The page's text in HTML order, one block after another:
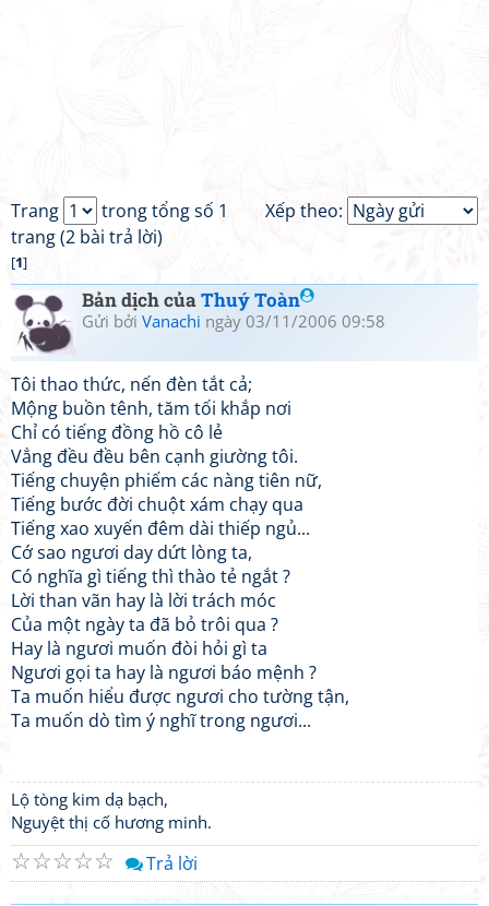
Xếp theo:
Trang
trong tổng số 1
trang (2 bài trả lời)
[1]
Bản dịch củaThuý Toàn
Gửi bởi Vanachi ngày 03/11/2006 09:58
Tôi thao thức, nến đèn tắt cả;
Mộng buồn tênh, tăm tối khắp nơi
Chỉ có tiếng đồng hồ cô lẻ
Vẳng đều đều bên cạnh giường tôi.
Tiếng chuyện phiếm các nàng tiên nữ,
Tiếng bước đời chuột xám chạy qua
Tiếng xao xuyến đêm dài thiếp ngủ...
Cớ sao ngươi day dứt lòng ta,
Có nghĩa gì tiếng thì thào tẻ ngắt ?
Lời than vãn hay là lời trách móc
Của một ngày ta đã bỏ trôi qua ?
Hay là ngươi muốn đòi hỏi gì ta
Ngươi gọi ta hay là ngươi báo mệnh ?
Ta muốn hiểu được ngươi cho tường tận,
Ta muốn dò tìm ý nghĩ trong ngươi...
Lộ tòng kim dạ bạch,
Nguyệt thị cố hương minh.
☆
☆
☆
☆
☆ Trả lời